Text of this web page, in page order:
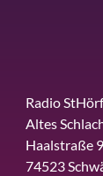
Radio
Altes
Haalstraße
74523